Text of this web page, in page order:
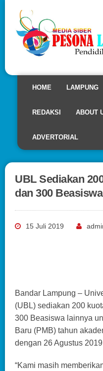
HOME LAMPUNG
REDAKSI ABOUT
ADVERTORIAL
UBL Sediakan
dan 300
15 Juli 2019
Bandar Lampung –
(UBL) sediakan 200
300 Beasiswa lainnya
Baru (PMB) tahun
dengan 26 Agustus
“Kami masih